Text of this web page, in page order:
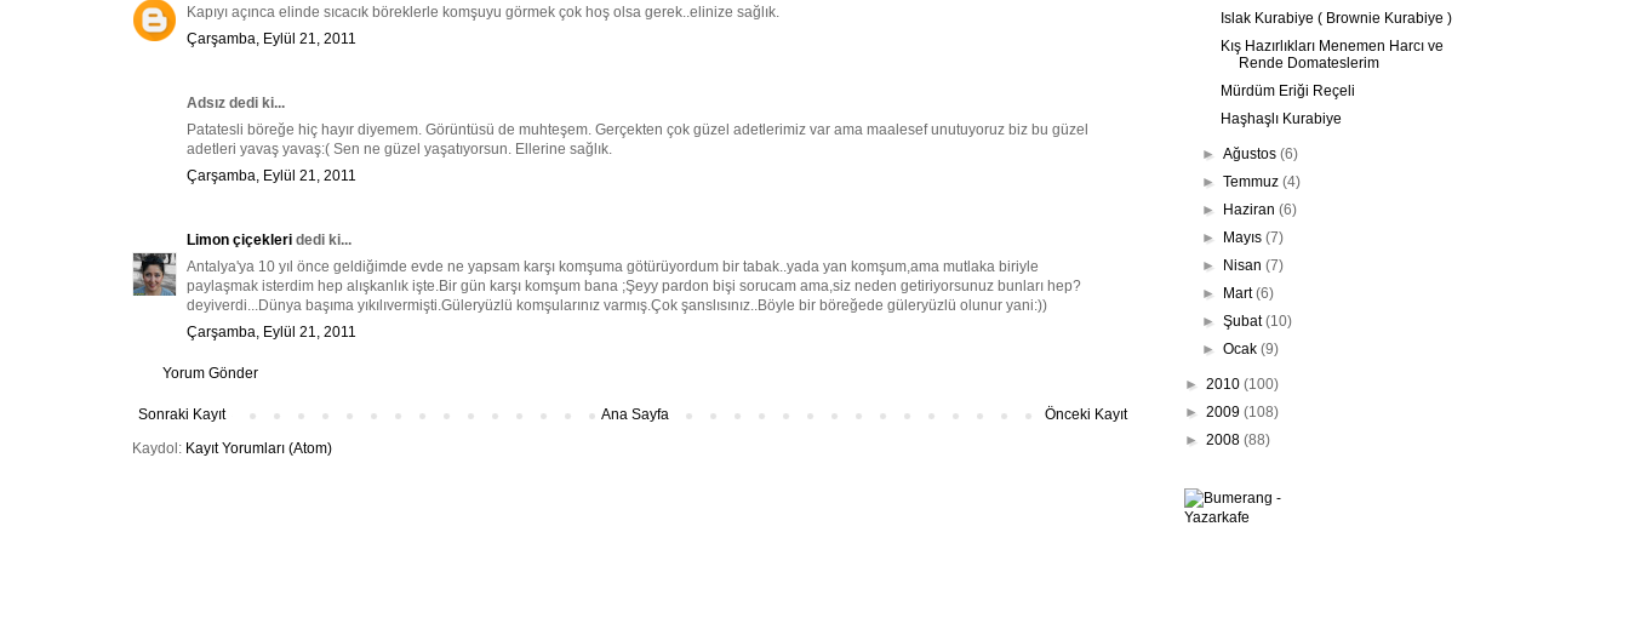
Kapıyı açınca elinde sıcacık böreklerle komşuyu görmek çok hoş olsa gerek..elinize sağlık.
Çarşamba, Eylül 21, 2011
Adsız dedi ki...
Patatesli böreğe hiç hayır diyemem. Görüntüsü de muhteşem. Gerçekten çok güzel adetlerimiz var ama maalesef unutuyoruz biz bu güzel
adetleri yavaş yavaş:( Sen ne güzel yaşatıyorsun. Ellerine sağlık.
Çarşamba, Eylül 21, 2011
Limon çiçekleri dedi ki...
Antalya'ya 10 yıl önce geldiğimde evde ne yapsam karşı komşuma götürüyordum bir tabak..yada yan komşum,ama mutlaka biriyle
paylaşmak isterdim hep alışkanlık işte.Bir gün karşı komşum bana ;Şeyy pardon bişi sorucam ama,siz neden getiriyorsunuz bunları hep?
deyiverdi...Dünya başıma yıkılıvermişti.Güleryüzlü komşularınız varmış.Çok şanslısınız..Böyle bir böreğede güleryüzlü olunur yani:))
Çarşamba, Eylül 21, 2011
Yorum Gönder
Sonraki Kayıt Önceki Kayıt
Ana Sayfa
Kaydol: Kayıt Yorumları (Atom)
Islak Kurabiye ( Brownie Kurabiye )
Kış Hazırlıkları Menemen Harcı ve
Rende Domateslerim
Mürdüm Eriği Reçeli
Haşhaşlı Kurabiye
►Ağustos(6)
►Temmuz(4)
► Haziran(6)
► Mayıs(7)
► Nisan(7)
► Mart(6)
►Şubat(10)
►Ocak(9)
► 2010 (100)
► 2009 (108)
► 2008 (88)